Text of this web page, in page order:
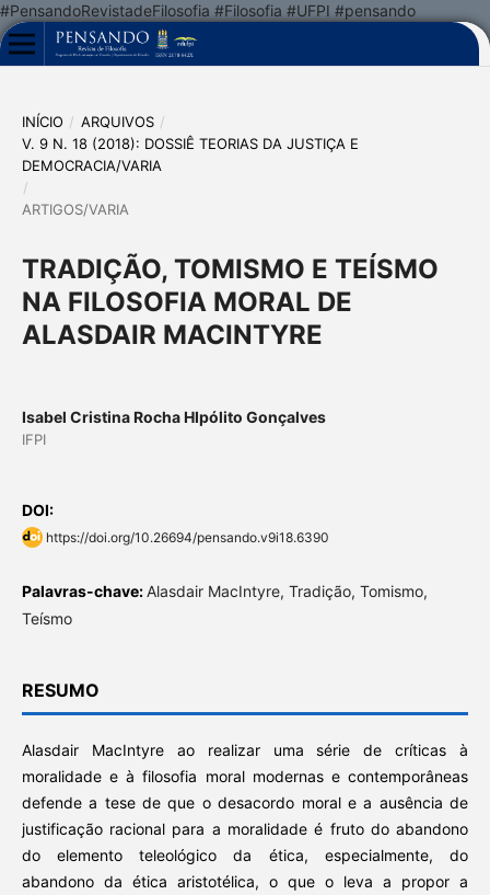
#PensandoRevistadeFilosofia #Filosofia #UFPI #pensando
INÍCIO / ARQUIVOS /
V. 9 N. 18 (2018): DOSSIÊ TEORIAS DA JUSTIÇA E
DEMOCRACIA/VARIA
/
ARTIGOS/VARIA
TRADIÇÃO, TOMISMO E TEÍSMO
NA FILOSOFIA MORAL DE
ALASDAIR MACINTYRE
Isabel Cristina Rocha HIpólito Gonçalves
IFPI
DOI:
https://doi.org/10.26694/pensando.v9i18.6390
Palavras-chave:Alasdair MacIntyre, Tradição, Tomismo,
Teísmo
RESUMO
Alasdair MacIntyre ao realizar uma série de críticas à
moralidade e à filosofia moral modernas e contemporâneas
defende a tese de que o desacordo moral e a ausência de
justificação racional para a moralidade é fruto do abandono
do elemento teleológico da ética, especialmente, do
abandono da ética aristotélica, o que o leva a propor a